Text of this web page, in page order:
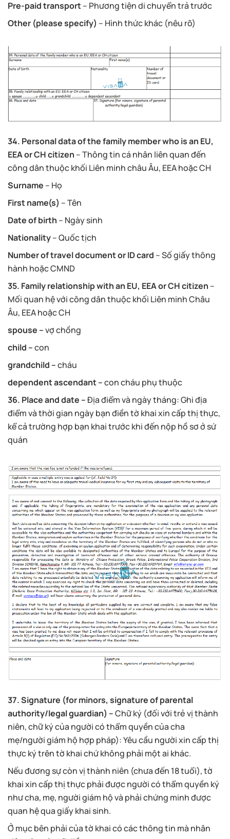
Pre-paid transport– Phương tiện di chuyển trả trước
Other (please specify) – Hình thức khác (nêu rõ)
34. Personal data of the family member who is an EU,
EEA or CH citizen – Thông tin cá nhân liên quan đến
công dân thuộc khối Liên minh châu Âu, EEA hoặc CH
Surname – Họ
First name(s) – Tên
Date of birth – Ngày sinh
Nationality– Quốc tịch
Number of travel document or ID card – Số giấy thông
hành hoặc CMND
35. Family relationship with an EU, EEA or CH citizen –
Mối quan hệ với công dân thuộc khối Liên minh Châu
Âu, EEA hoặc CH
spouse –vợ chồng
child –con
grandchild –cháu
dependent ascendant –con cháu phụ thuộc
36. Place and date –Địa điểm và ngày tháng: Ghi địa
điểm và thời gian ngày bạn điền tờ khai xin cấp thị thực,
kể cả trường hợp bạn khai trước khi đến nộp hồ sơ ở sứ
quán
37. Signature (for minors, signature of parental
authority/legal guardian) –Chữ ký (đối với trẻ vị thành
niên, chữ ký của người có thẩm quyền của cha
mẹ/người giám hộ hợp pháp): Yêu cầu người xin cấp thị
thực ký trên tờ khai chứ không phải một ai khác.
Nếu đương sự còn vị thành niên (chưa đến 18 tuổi), tờ
khai xin cấp thị thực phải được người có thẩm quyền ký
như cha, mẹ, người giám hộ và phải chứng minh được
quan hệ qua giấy khai sinh.
Ở mục bên phải của tờ khai có các thông tin mà nhân